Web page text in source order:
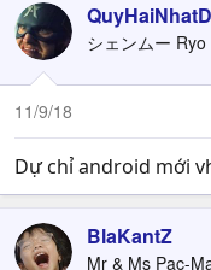
シェンムー
11/9/18
Dự chỉ android mới
BlaKantZ
Mr & Ms Pac-